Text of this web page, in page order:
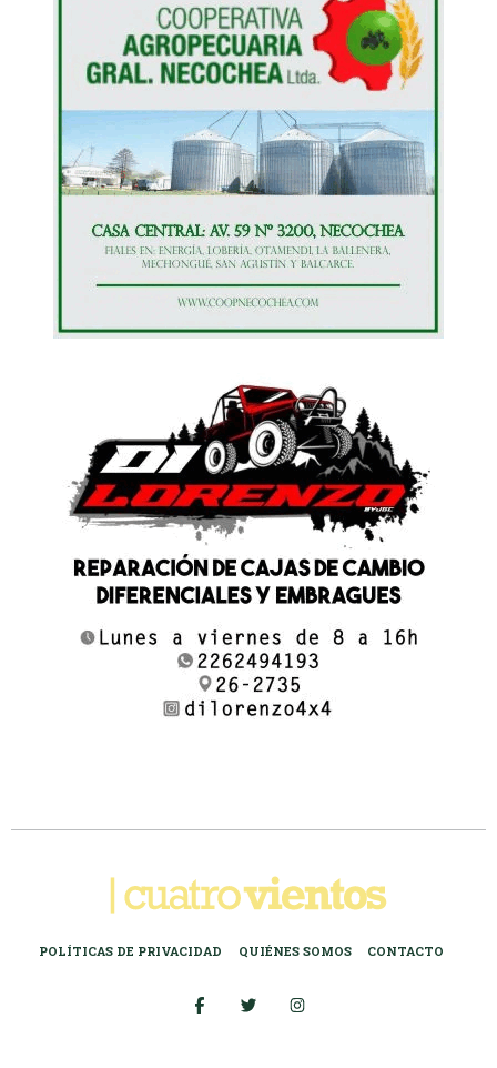
POLÍTICAS DE PRIVACIDAD QUIÉNES SOMOS CONTACTO